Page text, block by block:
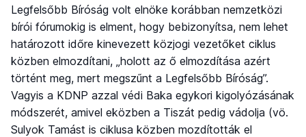
Legfelsőbb Bíróság volt elnöke korábban nemzetközi
bírói fórumokig is elment, hogy bebizonyítsa, nem lehet
határozott időre kinevezett közjogi vezetőket ciklus
közben elmozdítani, „holott az ő elmozdítása azért
történt meg, mert megszűnt a Legfelsőbb Bíróság”.
Vagyis a KDNP azzal védi Baka egykori kigolyózásának
módszerét, amivel eközben a Tiszát pedig vádolja (vö.
Sulyok Tamást is ciklusa közben mozdították el